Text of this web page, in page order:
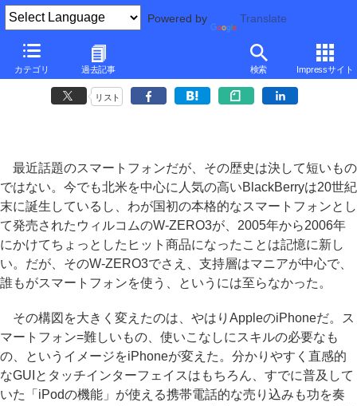
Powered by Translate
カテゴリ 過去記事 検索 Impressサイト
元麻布春男の週刊PCホットライン■
NECのキーボード搭載Android端末「LifeTouch NOTE」を試す
リスト
最近話題のスマートフォンだが、その歴史は決して短いもの
ではない。今でも北米を中心に人気の高いBlackBerryは20世紀
末に誕生しているし、わが国初の本格的なスマートフォンとし
て発売されたウィルコムのW-ZERO3が、2005年から2006年
にかけてちょっとしたヒット商品になったことは記憶に新し
い。だが、そのW-ZERO3でさえ、支持層はマニアが中心で、
誰もがスマートフォンを使う、というには至らなかった。
その構図を大きく変えたのは、やはりAppleのiPhoneだ。ス
マートフォン=難しいもの、使いこなしにスキルの必要なも
の、というイメージをiPhoneが変えた。分かりやすく直感的
なGUIとタッチインターフェイスはもちろん、すでに普及して
いた「iPodの機能」が使える携帯電話的な売り込みも功を奏